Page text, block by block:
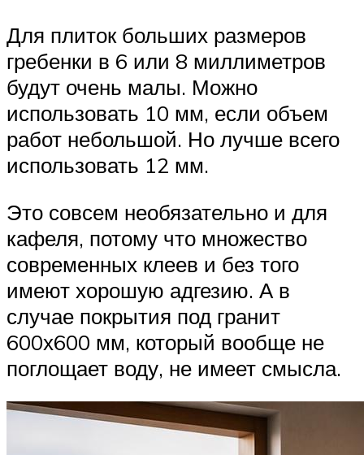
Для плиток больших размеров
гребенки в 6 или 8 миллиметров
будут очень малы. Можно
использовать 10 мм, если объем
работ небольшой. Но лучше всего
использовать 12 мм.
Это совсем необязательно и для
кафеля, потому что множество
современных клеев и без того
имеют хорошую адгезию. А в
случае покрытия под гранит
600х600 мм, который вообще не
поглощает воду, не имеет смысла.